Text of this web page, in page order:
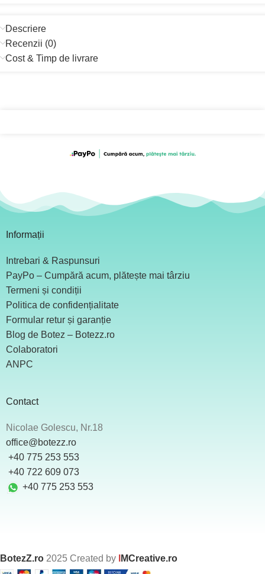
Descriere
Recenzii (0)
Cost & Timp de livrare
Informații
Intrebari & Raspunsuri
PayPo – Cumpără acum, plătește mai târziu
Termeni și condiții
Politica de confidențialitate
Formular retur și garanție
Blog de Botez – Botezz.ro
Colaboratori
ANPC
Contact
Nicolae Golescu, Nr.18
office@botezz.ro
+40 775 253 553
‪ +40 722 609 073
+40 775 253 553
BotezZ.ro 2025 Created by MCreative.ro